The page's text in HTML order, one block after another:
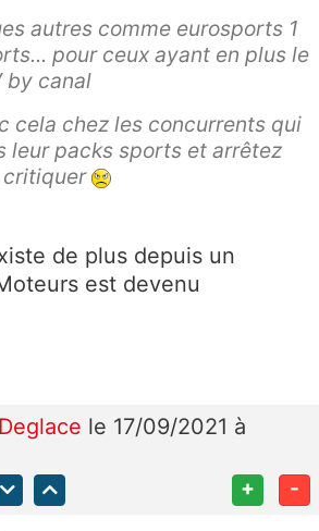
autres comme eurosports 1
pour ceux ayant en plus le
by canal
cela chez les concurrents qui
leur packs sports et arrêtez
critiquer
de plus depuis un
est devenu
Deglace le 17/09/2021 à
+ -